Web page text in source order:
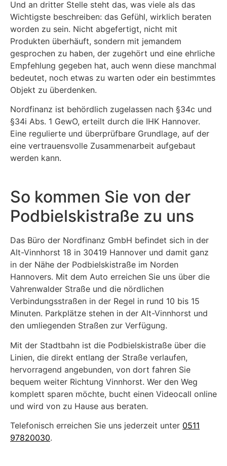
Und an dritter Stelle steht das, was viele als das
Wichtigste beschreiben: das Gefühl, wirklich beraten
worden zu sein. Nicht abgefertigt, nicht mit
Produkten überhäuft, sondern mit jemandem
gesprochen zu haben, der zugehört und eine ehrliche
Empfehlung gegeben hat, auch wenn diese manchmal
bedeutet, noch etwas zu warten oder ein bestimmtes
Objekt zu überdenken.
Nordfinanz ist behördlich zugelassen nach §34c und
§34i Abs. 1 GewO, erteilt durch die IHK Hannover.
Eine regulierte und überprüfbare Grundlage, auf der
eine vertrauensvolle Zusammenarbeit aufgebaut
werden kann.
So kommen Sie von der
Podbielskistraße zu uns
Das Büro der Nordfinanz GmbH befindet sich in der
Alt-Vinnhorst 18 in 30419 Hannover und damit ganz
in der Nähe der Podbielskistraße im Norden
Hannovers. Mit dem Auto erreichen Sie uns über die
Vahrenwalder Straße und die nördlichen
Verbindungsstraßen in der Regel in rund 10 bis 15
Minuten. Parkplätze stehen in der Alt-Vinnhorst und
den umliegenden Straßen zur Verfügung.
Mit der Stadtbahn ist die Podbielskistraße über die
Linien, die direkt entlang der Straße verlaufen,
hervorragend angebunden, von dort fahren Sie
bequem weiter Richtung Vinnhorst. Wer den Weg
komplett sparen möchte, bucht einen Videocall online
und wird von zu Hause aus beraten.
Telefonisch erreichen Sie uns jederzeit unter 0511
97820030.